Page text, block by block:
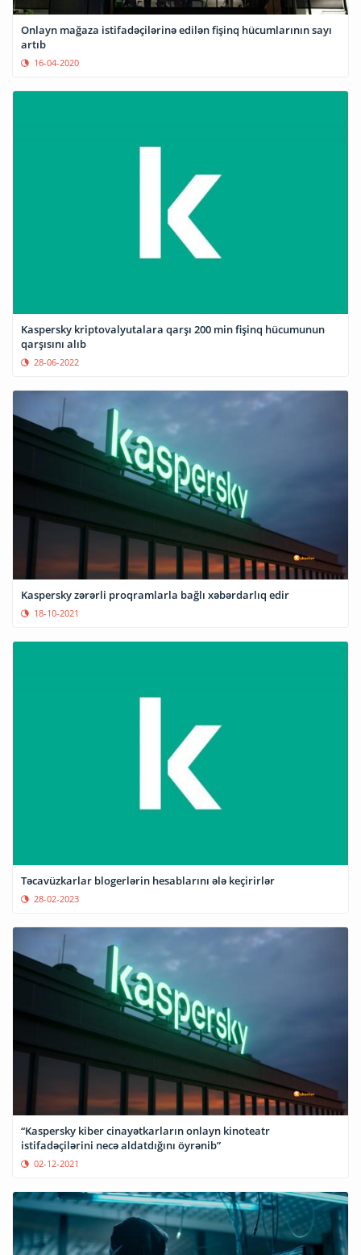
Onlayn mağaza istifadəçilərinə edilən fişinq hücumlarının sayı
artıb
16-04-2020
Kaspersky kriptovalyutalara qarşı 200 min fişinq hücumunun
qarşısını alıb
28-06-2022
Kaspersky zərərli proqramlarla bağlı xəbərdarlıq edir
18-10-2021
Təcavüzkarlar blogerlərin hesablarını ələ keçirirlər
28-02-2023
“Kaspersky kiber cinayətkarların onlayn kinoteatr
istifadəçilərini necə aldatdığını öyrənib”
02-12-2021